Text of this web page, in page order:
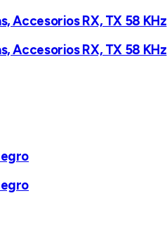
Accesorios RX, TX 58 KHz
Accesorios RX, TX 58 KHz